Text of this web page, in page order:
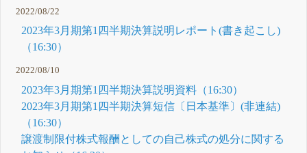
2022/08/22
2023年3月期第1四半期決算説明レポート(書き起こし)
（16:30）
2022/08/10
2023年3月期第1四半期決算説明資料（16:30）
2023年3月期第1四半期決算短信〔日本基準〕(非連結)
（16:30）
譲渡制限付株式報酬としての自己株式の処分に関する